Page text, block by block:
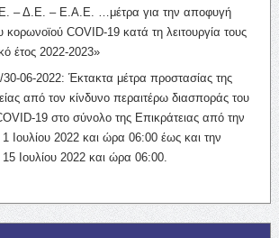
– Δ.Ε. – Ε.Α.Ε. …μέτρα για την αποφυγή
κορωνοϊού COVID-19 κατά τη λειτουργία τους
έτος 2022-2023»
06-2022: Έκτακτα μέτρα προστασίας της
από τον κίνδυνο περαιτέρω διασποράς του
19 στο σύνολο της Επικράτειας από την
Ιουλίου 2022 και ώρα 06:00 έως και την
Ιουλίου 2022 και ώρα 06:00.